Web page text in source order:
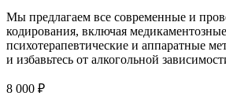
Мы предлагаем все современные и
кодирования, включая
психотерапевтические и аппаратные
и избавьтесь от алкогольной
8 000 ₽